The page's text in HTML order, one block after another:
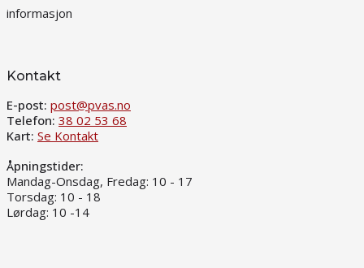
informasjon
Kontakt
E-post: post@pvas.no
Telefon: 38 02 53 68
Kart: Se Kontakt
Åpningstider:
Mandag-Onsdag, Fredag: 10 - 17
Torsdag: 10 - 18
Lørdag: 10 -14